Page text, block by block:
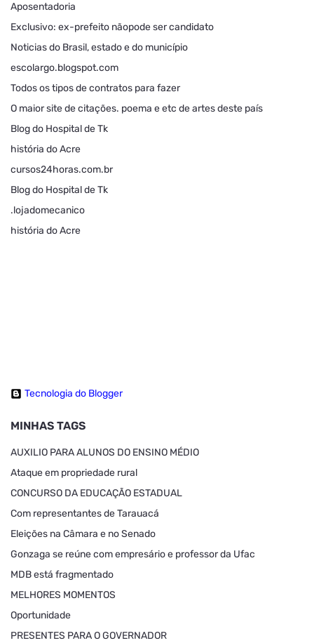
Aposentadoria
Exclusivo: ex-prefeito nãopode ser candidato
Noticias do Brasil, estado e do município
escolargo.blogspot.com
Todos os tipos de contratos para fazer
O maior site de citações. poema e etc de artes deste país
Blog do Hospital de Tk
história do Acre
cursos24horas.com.br
Blog do Hospital de Tk
.lojadomecanico
história do Acre
Tecnologia do Blogger
MINHAS TAGS
AUXILIO PARA ALUNOS DO ENSINO MÉDIO
Ataque em propriedade rural
CONCURSO DA EDUCAÇÃO ESTADUAL
Com representantes de Tarauacá
Eleições na Câmara e no Senado
Gonzaga se reúne com empresário e professor da Ufac
MDB está fragmentado
MELHORES MOMENTOS
Oportunidade
PRESENTES PARA O GOVERNADOR